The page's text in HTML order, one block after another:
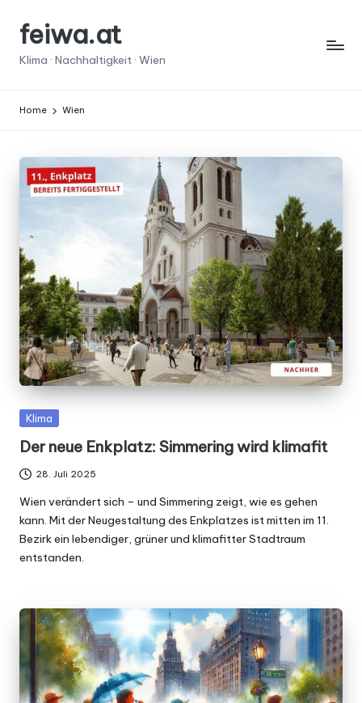
Skipfeiwa.at
Klima · Nachhaltigkeit · Wien
Home Wien
Posted
Klima
Der neue Enkplatz: Simmering wird klimafit
28. Juli 2025
Wien verändert sich – und Simmering zeigt, wie es gehen
kann. Mit der Neugestaltung des Enkplatzes ist mitten im 11.
Bezirk ein lebendiger, grüner und klimafitter Stadtraum
entstanden.